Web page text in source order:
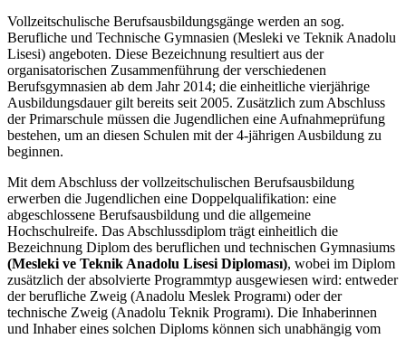
Vollzeitschulische Berufsausbildungsgänge werden an sog.
Berufliche und Technische Gymnasien (Mesleki ve Teknik Anadolu
Lisesi) angeboten. Diese Bezeichnung resultiert aus der
organisatorischen Zusammenführung der verschiedenen
Berufsgymnasien ab dem Jahr 2014; die einheitliche vierjährige
Ausbildungsdauer gilt bereits seit 2005. Zusätzlich zum Abschluss
der Primarschule müssen die Jugendlichen eine Aufnahmeprüfung
bestehen, um an diesen Schulen mit der 4-jährigen Ausbildung zu
beginnen.
Mit dem Abschluss der vollzeitschulischen Berufsausbildung
erwerben die Jugendlichen eine Doppelqualifikation: eine
abgeschlossene Berufsausbildung und die allgemeine
Hochschulreife. Das Abschlussdiplom trägt einheitlich die
Bezeichnung Diplom des beruflichen und technischen Gymnasiums
(Mesleki ve Teknik Anadolu Lisesi Diploması), wobei im Diplom
zusätzlich der absolvierte Programmtyp ausgewiesen wird: entweder
der berufliche Zweig (Anadolu Meslek Programı) oder der
technische Zweig (Anadolu Teknik Programı). Die Inhaberinnen
und Inhaber eines solchen Diploms können sich unabhängig vom